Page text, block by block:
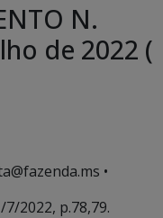
N.
de 2022 (
•
7/2022, p.78,79.